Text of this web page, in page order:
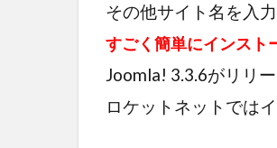
その他サイト名を入
すごく簡単にインスト
Joomla! 3.3.6がリリ
ロケットネットでは